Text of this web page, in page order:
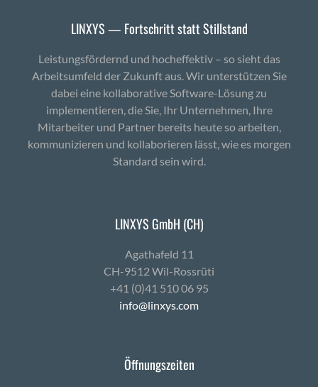
LINXYS — Fortschritt statt Stillstand
Leistungsfördernd und hocheffektiv – so sieht das
Arbeitsumfeld der Zukunft aus. Wir unterstützen Sie
dabei eine kollaborative Software-Lösung zu
implementieren, die Sie, Ihr Unternehmen, Ihre
Mitarbeiter und Partner bereits heute so arbeiten,
kommunizieren und kollaborieren lässt, wie es morgen
Standard sein wird.
LINXYS GmbH (CH)
Agath­afeld 11
CH-9512 Wil-Ross­rüti
+41 (0)41 510 06 95
info@linxys.com
Öffnungszeiten